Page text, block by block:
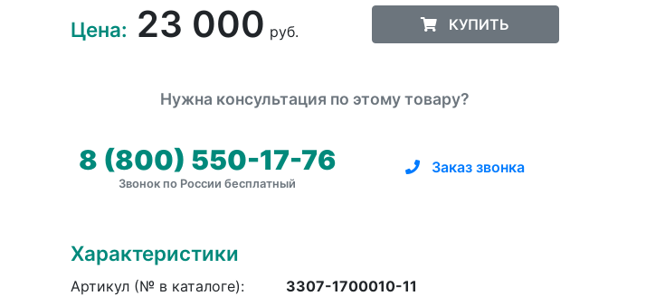
Цена: 23 000 руб. КУПИТЬ
Нужна консультация по этому товару?
8 (800) 550-17-76
Звонок по России бесплатный
Заказ звонка
Характеристики
Артикул (№ в каталоге):
3307-1700010-11